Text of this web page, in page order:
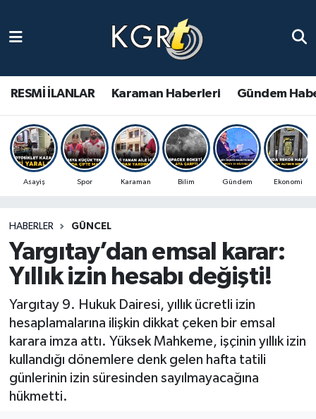
RESMİ İLANLAR Karaman Haberleri Gündem
Asayiş Spor Karaman Bilim Gündem Ekonomi
HABERLER GÜNCEL
Yargıtay’dan emsal karar:
Yıllık izin hesabı değişti!
Yargıtay 9. Hukuk Dairesi, yıllık ücretli izin
hesaplamalarına ilişkin dikkat çeken bir emsal
karara imza attı. Yüksek Mahkeme, işçinin yıllık izin
kullandığı dönemlere denk gelen hafta tatili
günlerinin izin süresinden sayılmayacağına
hükmetti.
Gündem Haberleri
Güncel Haberler
Spor Haberleri
Ulusal Haberler
Vefat Edenler